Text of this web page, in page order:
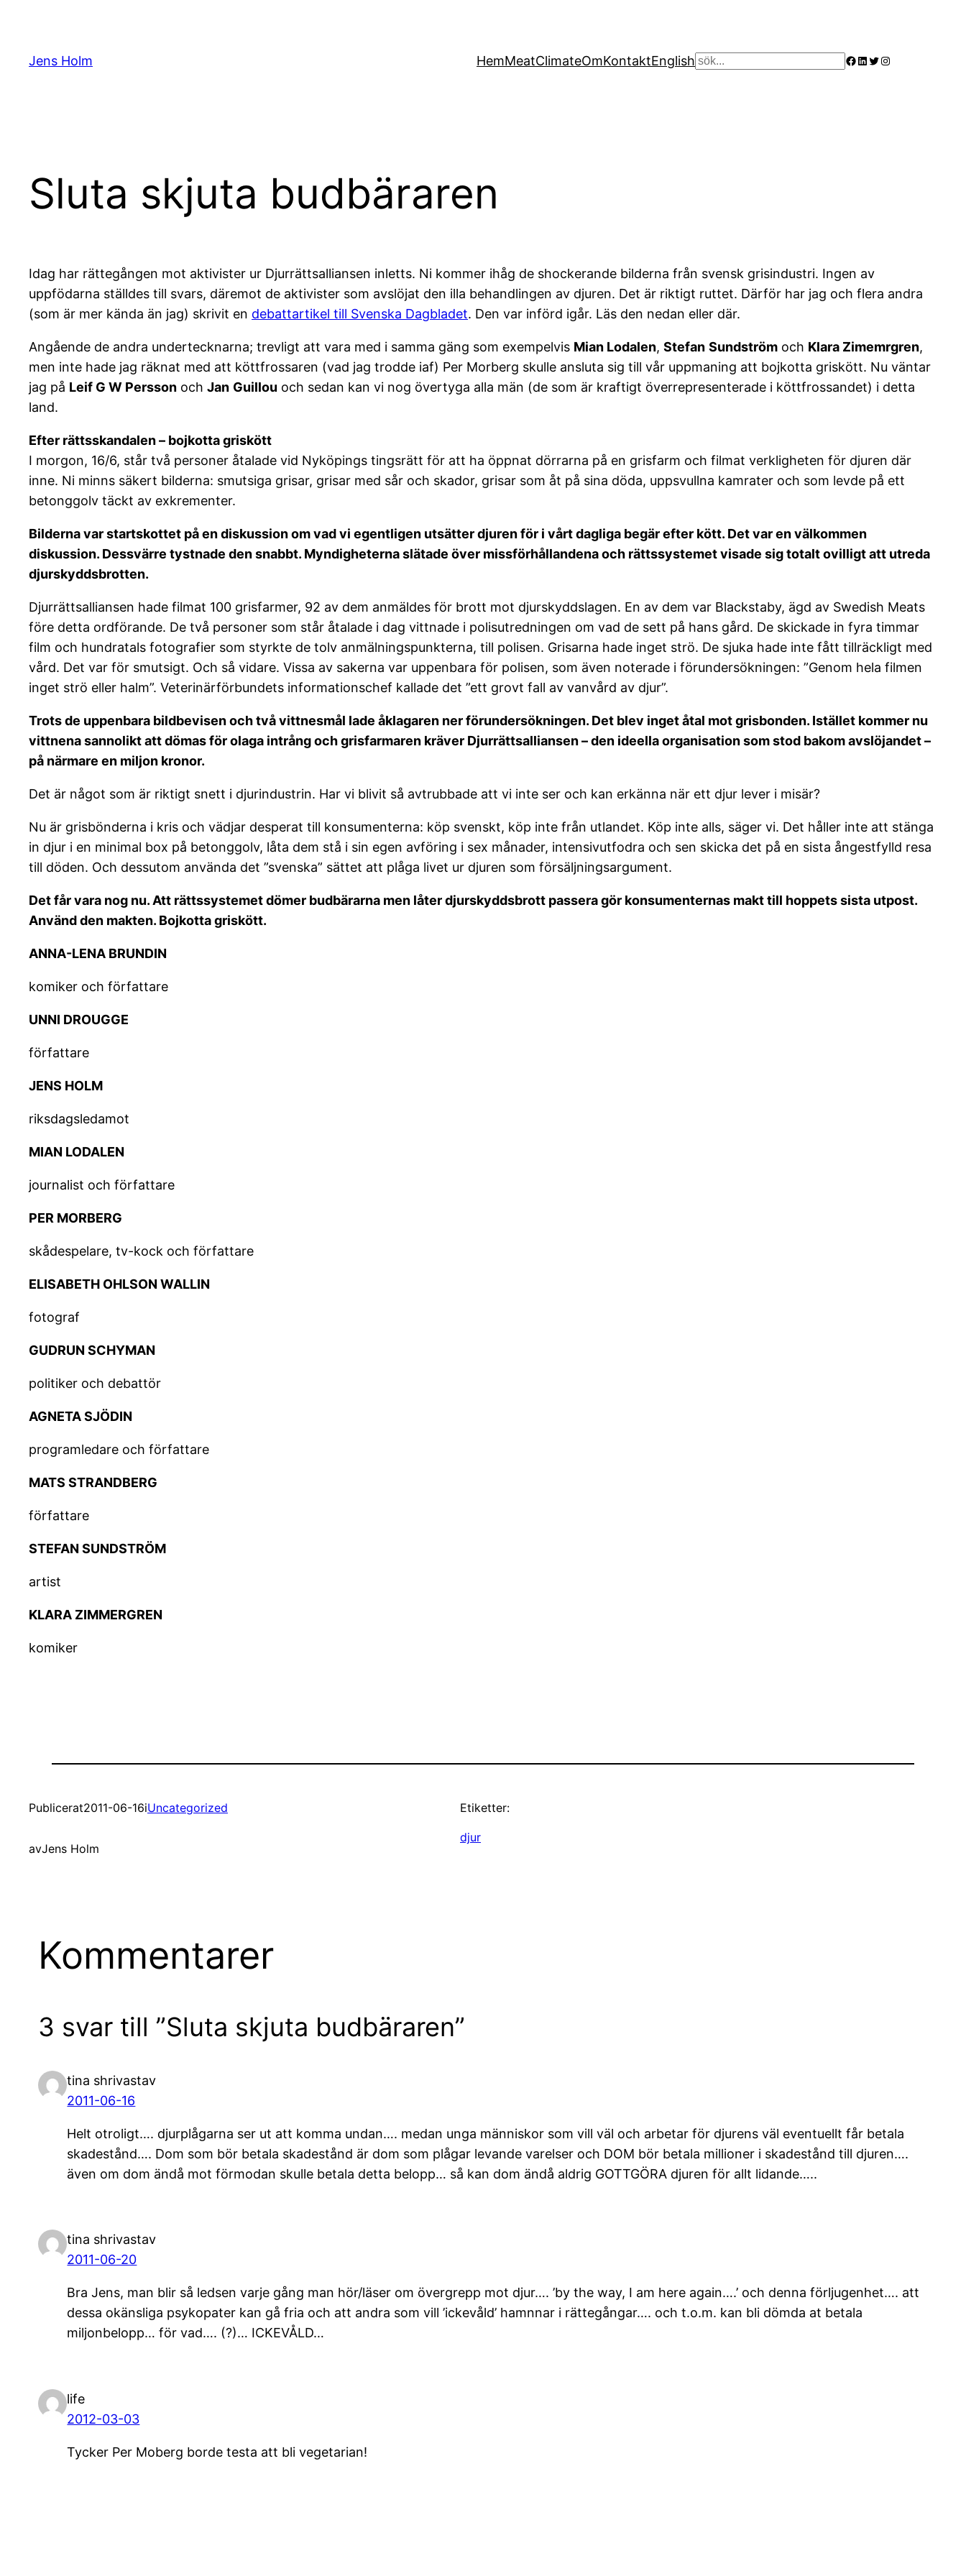
innehåll
Jens Holm HemMeatClimateOmKontaktEnglish Sök Facebook
LinkedIn
Twitter
Instagram
Sluta skjuta budbäraren
Idag har rättegången mot aktivister ur Djurrättsalliansen inletts. Ni kommer ihåg de shockerande bilderna från svensk grisindustri. Ingen av
uppfödarna ställdes till svars, däremot de aktivister som avslöjat den illa behandlingen av djuren. Det är riktigt ruttet. Därför har jag och flera andra
(som är mer kända än jag) skrivit en debattartikel till Svenska Dagbladet. Den var införd igår. Läs den nedan eller där.
Angående de andra undertecknarna; trevligt att vara med i samma gäng som exempelvis Mian Lodalen, Stefan Sundström och Klara Zimemrgren,
men inte hade jag räknat med att köttfrossaren (vad jag trodde iaf) Per Morberg skulle ansluta sig till vår uppmaning att bojkotta griskött. Nu väntar
jag på Leif G W Persson och Jan Guillou och sedan kan vi nog övertyga alla män (de som är kraftigt överrepresenterade i köttfrossandet) i detta
land.
Efter rättsskandalen – bojkotta griskött
I morgon, 16/6, står två personer åtalade vid Nyköpings tingsrätt för att ha öppnat dörrarna på en grisfarm och filmat verkligheten för djuren där
inne. Ni minns säkert bilderna: smutsiga grisar, grisar med sår och skador, grisar som åt på sina döda, uppsvullna kamrater och som levde på ett
betonggolv täckt av exkrementer.
Bilderna var startskottet på en diskussion om vad vi egentligen utsätter djuren för i vårt dagliga begär efter kött. Det var en välkommen
diskussion. Dessvärre tystnade den snabbt. Myndigheterna slätade över missförhållandena och rättssystemet visade sig totalt ovilligt att utreda
djurskyddsbrotten.
Djurrättsalliansen hade filmat 100 grisfarmer, 92 av dem anmäldes för brott mot djurskyddslagen. En av dem var Blackstaby, ägd av Swedish Meats
före detta ordförande. De två personer som står åtalade i dag vittnade i polisutredningen om vad de sett på hans gård. De skickade in fyra timmar
film och hundratals fotografier som styrkte de tolv anmälningspunkterna, till polisen. Grisarna hade inget strö. De sjuka hade inte fått tillräckligt med
vård. Det var för smutsigt. Och så vidare. Vissa av sakerna var uppenbara för polisen, som även noterade i förundersökningen: ”Genom hela filmen
inget strö eller halm”. Veterinärförbundets informationschef kallade det ”ett grovt fall av vanvård av djur”.
Trots de uppenbara bildbevisen och två vittnesmål lade åklagaren ner förundersökningen. Det blev inget åtal mot grisbonden. Istället kommer nu
vittnena sannolikt att dömas för olaga intrång och grisfarmaren kräver Djurrättsalliansen – den ideella organisation som stod bakom avslöjandet –
på närmare en miljon kronor.
Det är något som är riktigt snett i djurindustrin. Har vi blivit så avtrubbade att vi inte ser och kan erkänna när ett djur lever i misär?
Nu är grisbönderna i kris och vädjar desperat till konsumenterna: köp svenskt, köp inte från utlandet. Köp inte alls, säger vi. Det håller inte att stänga
in djur i en minimal box på betonggolv, låta dem stå i sin egen avföring i sex månader, intensivutfodra och sen skicka det på en sista ångestfylld resa
till döden. Och dessutom använda det ”svenska” sättet att plåga livet ur djuren som försäljningsargument.
Det får vara nog nu. Att rättssystemet dömer budbärarna men låter djurskyddsbrott passera gör konsumenternas makt till hoppets sista utpost.
Använd den makten. Bojkotta griskött.
ANNA-LENA BRUNDIN
komiker och författare
UNNI DROUGGE
författare
JENS HOLM
riksdagsledamot
MIAN LODALEN
journalist och författare
PER MORBERG
skådespelare, tv-kock och författare
ELISABETH OHLSON WALLIN
fotograf
GUDRUN SCHYMAN
politiker och debattör
AGNETA SJÖDIN
programledare och författare
MATS STRANDBERG
författare
STEFAN SUNDSTRÖM
artist
KLARA ZIMMERGREN
komiker
Publicerat2011-06-16iUncategorized
avJens Holm
Etiketter:
djur
Kommentarer
3 svar till ”Sluta skjuta budbäraren”
tina shrivastav
2011-06-16
Helt otroligt…. djurplågarna ser ut att komma undan…. medan unga människor som vill väl och arbetar för djurens väl eventuellt får betala
skadestånd…. Dom som bör betala skadestånd är dom som plågar levande varelser och DOM bör betala millioner i skadestånd till djuren….
även om dom ändå mot förmodan skulle betala detta belopp… så kan dom ändå aldrig GOTTGÖRA djuren för allt lidande…..
tina shrivastav
2011-06-20
Bra Jens, man blir så ledsen varje gång man hör/läser om övergrepp mot djur…. ’by the way, I am here again….’ och denna förljugenhet…. att
dessa okänsliga psykopater kan gå fria och att andra som vill ’ickevåld’ hamnnar i rättegångar…. och t.o.m. kan bli dömda at betala
miljonbelopp… för vad…. (?)… ICKEVÅLD…
life
2012-03-03
Tycker Per Moberg borde testa att bli vegetarian!